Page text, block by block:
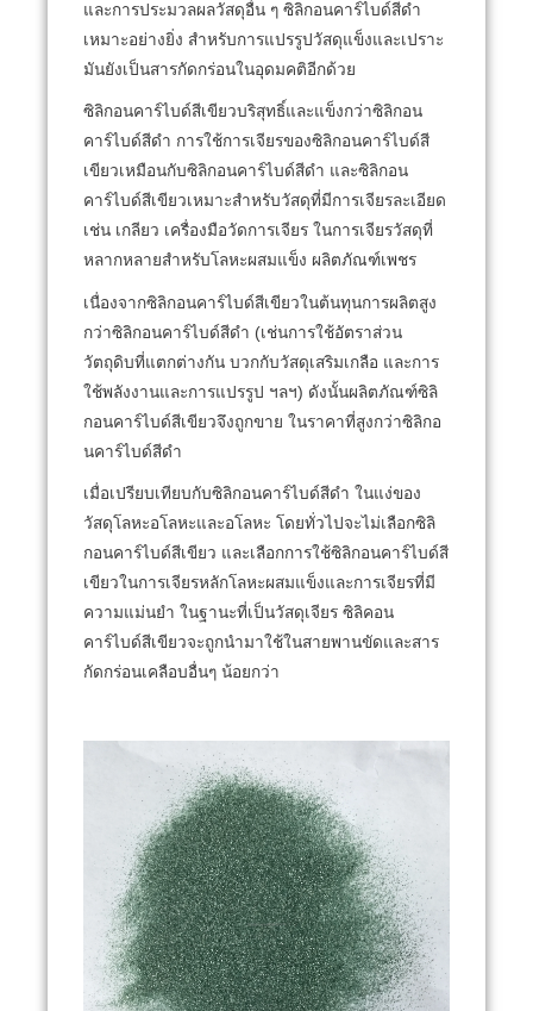
และการประมวลผลวัสดุอื่น ๆ ซิลิกอนคาร์ไบด์สีดำ
เหมาะอย่างยิ่ง สำหรับการแปรรูปวัสดุแข็งและเปราะ
มันยังเป็นสารกัดกร่อนในอุดมคติอีกด้วย
ซิลิกอนคาร์ไบด์สีเขียวบริสุทธิ์และแข็งกว่าซิลิกอน
คาร์ไบด์สีดำ การใช้การเจียรของซิลิกอนคาร์ไบด์สี
เขียวเหมือนกับซิลิกอนคาร์ไบด์สีดำ และซิลิกอน
คาร์ไบด์สีเขียวเหมาะสำหรับวัสดุที่มีการเจียรละเอียด
เช่น เกลียว เครื่องมือวัดการเจียร ในการเจียรวัสดุที่
หลากหลายสำหรับโลหะผสมแข็ง ผลิตภัณฑ์เพชร
เนื่องจากซิลิกอนคาร์ไบด์สีเขียวในต้นทุนการผลิตสูง
กว่าซิลิกอนคาร์ไบด์สีดำ (เช่นการใช้อัตราส่วน
วัตถุดิบที่แตกต่างกัน บวกกับวัสดุเสริมเกลือ และการ
ใช้พลังงานและการแปรรูป ฯลฯ) ดังนั้นผลิตภัณฑ์ซิลิ
กอนคาร์ไบด์สีเขียวจึงถูกขาย ในราคาที่สูงกว่าซิลิกอ
นคาร์ไบด์สีดำ
เมื่อเปรียบเทียบกับซิลิกอนคาร์ไบด์สีดำ ในแง่ของ
วัสดุโลหะอโลหะและอโลหะ โดยทั่วไปจะไม่เลือกซิลิ
กอนคาร์ไบด์สีเขียว และเลือกการใช้ซิลิกอนคาร์ไบด์สี
เขียวในการเจียรหลักโลหะผสมแข็งและการเจียรที่มี
ความแม่นยำ ในฐานะที่เป็นวัสดุเจียร ซิลิคอน
คาร์ไบด์สีเขียวจะถูกนำมาใช้ในสายพานขัดและสาร
กัดกร่อนเคลือบอื่นๆ น้อยกว่า